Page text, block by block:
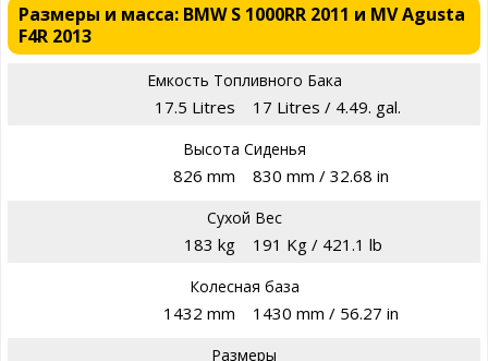
Размеры и масса: BMW S 1000RR 2011 и MV Agusta
F4R 2013
Емкость Топливного Бака
17.5 Litres 17 Litres / 4.49. gal.
Высота Сиденья
826 mm 830 mm / 32.68 in
Сухой Вес
183 kg 191 Kg / 421.1 lb
Колесная база
1432 mm 1430 mm / 56.27 in
Размеры